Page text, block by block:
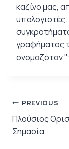
καζίνο μας,
γραφήματος
ονομαζόταν
Post
PREVIOUS
Πλούσιος
Σημασία